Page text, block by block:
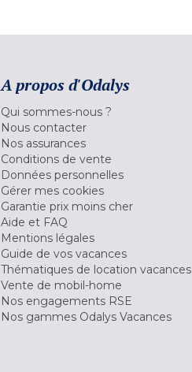
A propos d'Odalys
Qui sommes-nous ?
Nous contacter
Nos assurances
Conditions de vente
Données personnelles
Gérer mes cookies
Garantie prix moins cher
Aide et FAQ
Mentions légales
Guide de vos vacances
Thématiques de location vacances
Vente de mobil-home
Nos engagements RSE
Nos gammes Odalys Vacances